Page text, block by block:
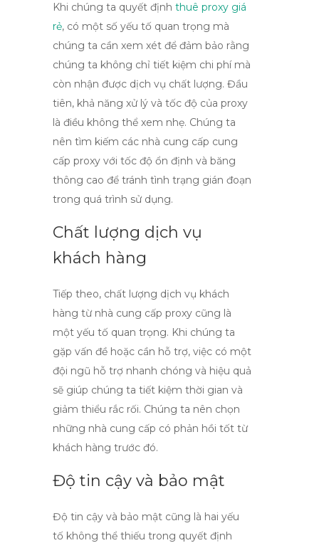
Khi chúng ta quyết định thuê proxy giá
rẻ, có một số yếu tố quan trọng mà
chúng ta cần xem xét để đảm bảo rằng
chúng ta không chỉ tiết kiệm chi phí mà
còn nhận được dịch vụ chất lượng. Đầu
tiên, khả năng xử lý và tốc độ của proxy
là điều không thể xem nhẹ. Chúng ta
nên tìm kiếm các nhà cung cấp cung
cấp proxy với tốc độ ổn định và băng
thông cao để tránh tình trạng gián đoạn
trong quá trình sử dụng.
Chất lượng dịch vụ
khách hàng
Tiếp theo, chất lượng dịch vụ khách
hàng từ nhà cung cấp proxy cũng là
một yếu tố quan trọng. Khi chúng ta
gặp vấn đề hoặc cần hỗ trợ, việc có một
đội ngũ hỗ trợ nhanh chóng và hiệu quả
sẽ giúp chúng ta tiết kiệm thời gian và
giảm thiểu rắc rối. Chúng ta nên chọn
những nhà cung cấp có phản hồi tốt từ
khách hàng trước đó.
Độ tin cậy và bảo mật
Độ tin cậy và bảo mật cũng là hai yếu
tố không thể thiếu trong quyết định